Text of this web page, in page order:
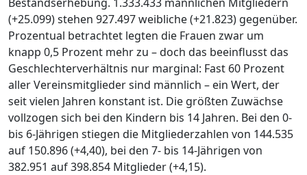
(+25.099) stehen 927.497 weibliche (+21.823) gegenüber.
Prozentual betrachtet legten die Frauen zwar um
knapp 0,5 Prozent mehr zu – doch das beeinflusst das
Geschlechterverhältnis nur marginal: Fast 60 Prozent
aller Vereinsmitglieder sind männlich – ein Wert, der
seit vielen Jahren konstant ist. Die größten Zuwächse
vollzogen sich bei den Kindern bis 14 Jahren. Bei den 0-
bis 6-Jährigen stiegen die Mitgliederzahlen von 144.535
auf 150.896 (+4,40), bei den 7- bis 14-Jährigen von
382.951 auf 398.854 Mitglieder (+4,15).